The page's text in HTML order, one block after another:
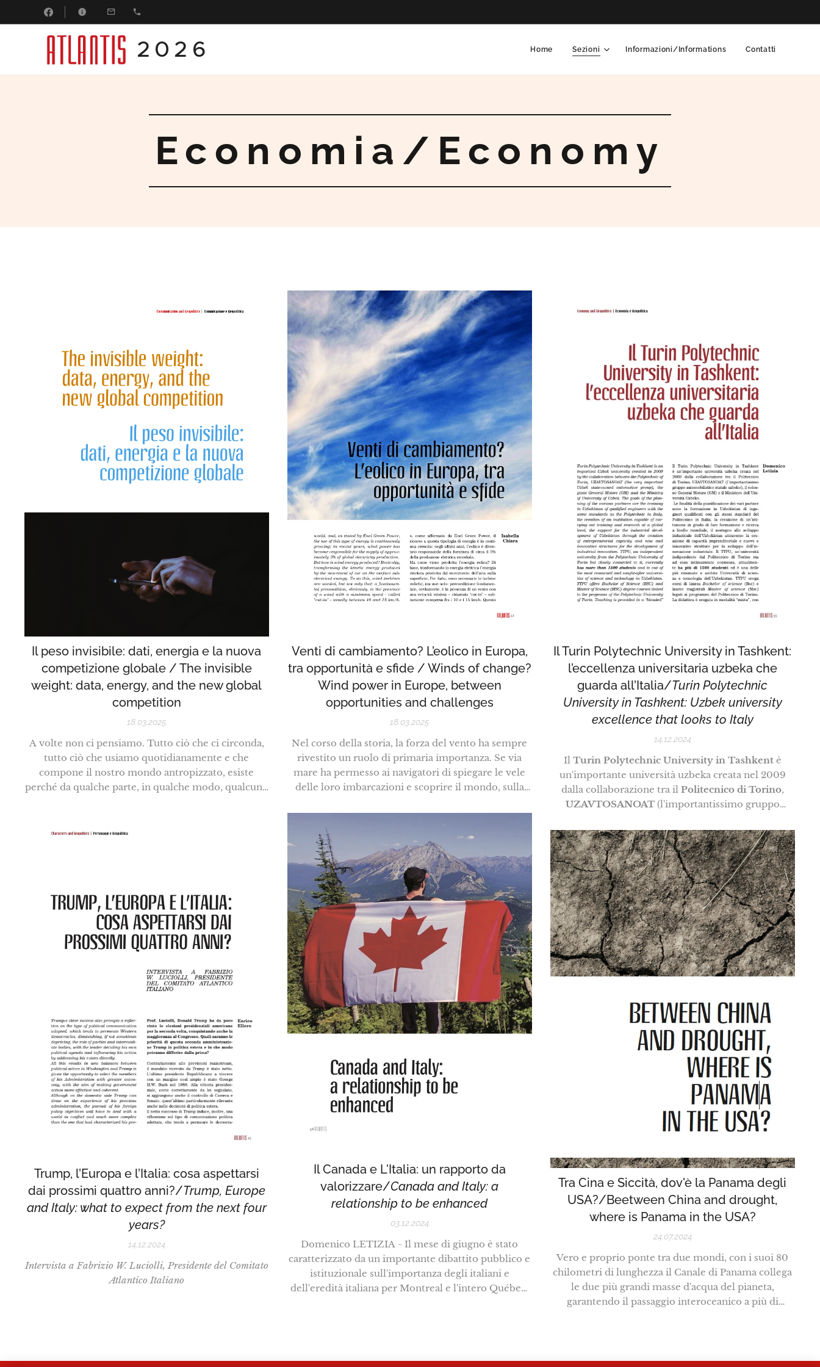
2026 Home Sezioni Informazioni/Informations Contatti
Economia/Economy
Il peso invisibile: dati, energia e la nuova
competizione globale / The invisible
weight: data, energy, and the new global
competition
18.03.2025
A volte non ci pensiamo. Tutto ciò che ci circonda,
tutto ciò che usiamo quotidianamente e che
compone il nostro mondo antropizzato, esiste
perché da qualche parte, in qualche modo, qualcuno
che indossiamo, per l'acqua potabile che beviamo,
Venti di cambiamento? L’eolico in Europa,
tra opportunità e sfide / Winds of change?
Wind power in Europe, between
opportunities and challenges
18.03.2025
Nel corso della storia, la forza del vento ha sempre
rivestito un ruolo di primaria importanza. Se via
mare ha permesso ai navigatori di spiegare le vele
delle loro imbarcazioni e scoprire il mondo, sulla
macinare il grano, o per pompare l'acqua dai pozzi.
Oggi, il vento permette di generare...
Il Turin Polytechnic University in Tashkent:
l’eccellenza universitaria uzbeka che
guarda all’Italia/Turin Polytechnic
University in Tashkent: Uzbek university
excellence that looks to Italy
14.12.2024
Il Turin Polytechnic University in Tashkentè
un'importante università uzbeka creata nel 2009
dalla collaborazione tra il Politecnico di Torino,
UZAVTOSANOAT(l'importantissimo gruppo
Motors(GM) e ilMinistero dell'UniversitàUzbeko.
Le finalità della pianificazione dei vari partner sono
la...
Trump, l’Europa e l’Italia: cosa aspettarsi
dai prossimi quattro anni?/Trump, Europe
and Italy: what to expect from the next four
years?
14.12.2024
Intervista a Fabrizio W. Luciolli, Presidente del Comitato
Atlantico Italiano
Il Canada e L'Italia: un rapporto da
valorizzare/Canada and Italy: a
relationship to be enhanced
03.12.2024
Domenico LETIZIA - Il mese di giugno è stato
caratterizzato da un importante dibattito pubblico e
istituzionale sull'importanza degli italiani e
dell'eredità italiana per Montreal e l'intero Québec.
Tra Cina e Siccità, dov'è la Panama degli
USA?/Beetween China and drought,
where is Panama in the USA?
24.07.2024
Vero e proprio ponte tra due mondi, con i suoi 80
chilometri di lunghezza il Canale di Panama collega
le due più grandi masse d'acqua del pianeta,
garantendo il passaggio interoceanico a più di
per...